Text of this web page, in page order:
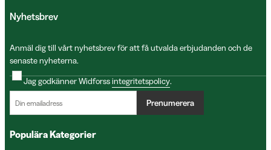
Nyhetsbrev
Anmäl dig till vårt nyhetsbrev för att få utvalda erbjudanden och de
senaste nyheterna.
Jag godkänner Widforssintegritetspolicy.
Prenumerera
Populära Kategorier